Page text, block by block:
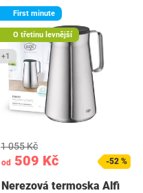
First minute
O třetinu levnější
+1
od 509 Kč
1 055 Kč
-52 %
Nerezová termoska Alfi